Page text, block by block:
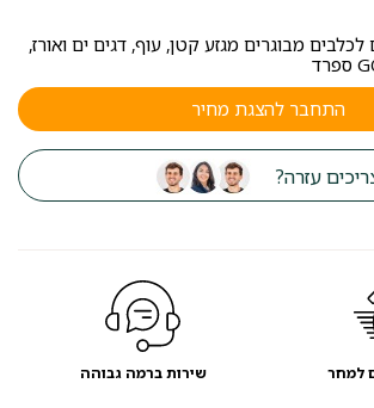
לכלבים מבוגרים מגזע קטן, עוף, דגים ים ואורז,
התחבר להצגת מחיר
עזרה?
למחר שירות ברמה גבוהה